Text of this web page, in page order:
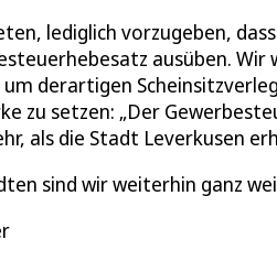
lediglich vorzugeben,
ausüben. Wir
derartigen
zu setzen: „Der
als die Stadt Leverkusen
sind wir weiterhin ganz